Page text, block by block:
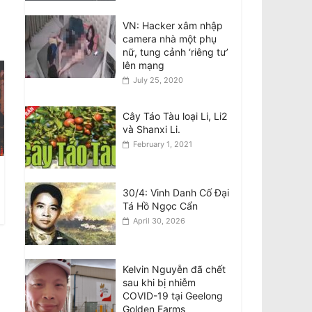
August 7, 2026
Announcement:
Objection to the Visit of
General of Public
President of the Socialist Republic of
Vietnam, to Australia
August 7, 2026
Thông tin cho di dân,
người tị nạn và du
khách quốc tế
VN: Hacker xâm nhập
camera nhà một phụ
nữ, tung cảnh ‘riêng tư’
lên mạng
July 25, 2020
Cây Táo Tàu loại Li, Li2
và Shanxi Li.
February 1, 2021
30/4: Vinh Danh Cố Đại
Tá Hồ Ngọc Cẩn
April 30, 2026
Kelvin Nguyễn đã chết
sau khi bị nhiễm
COVID-19 tại Geelong
Golden Farms